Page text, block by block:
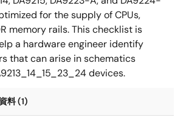
for the supply of CPUs,
memory rails. This checklist is
a hardware engineer identify
that can arise in schematics
devices.
料 (1)